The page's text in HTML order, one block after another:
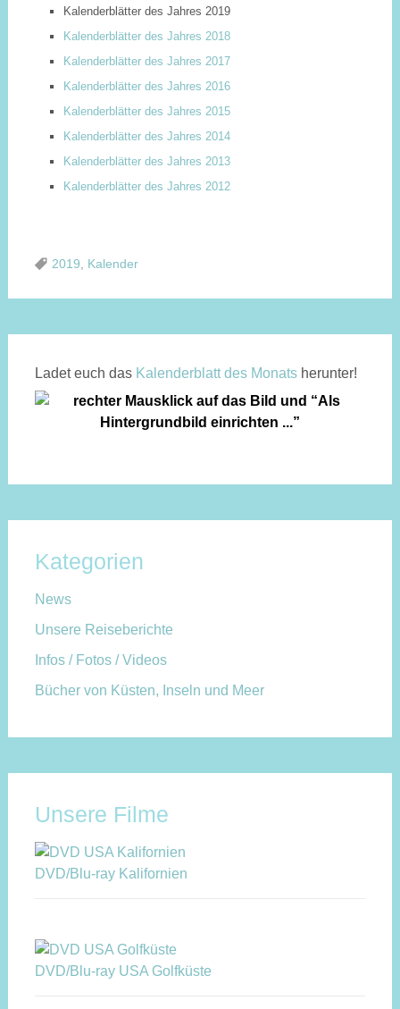
Kalenderblätter des Jahres 2019
Kalenderblätter des Jahres 2018
Kalenderblätter des Jahres 2017
Kalenderblätter des Jahres 2016
Kalenderblätter des Jahres 2015
Kalenderblätter des Jahres 2014
Kalenderblätter des Jahres 2013
Kalenderblätter des Jahres 2012
2019 Kalender
Ladet euch das Kalen­der­blatt des Monatsherunter!
Kategorien
News
Unsere Reiseberichte
Infos / Fotos / Videos
Bücher von Küsten, Inseln und Meer
Unsere Filme
DVD/Blu-ray Kalifornien
DVD/Blu-ray USA Golfküste